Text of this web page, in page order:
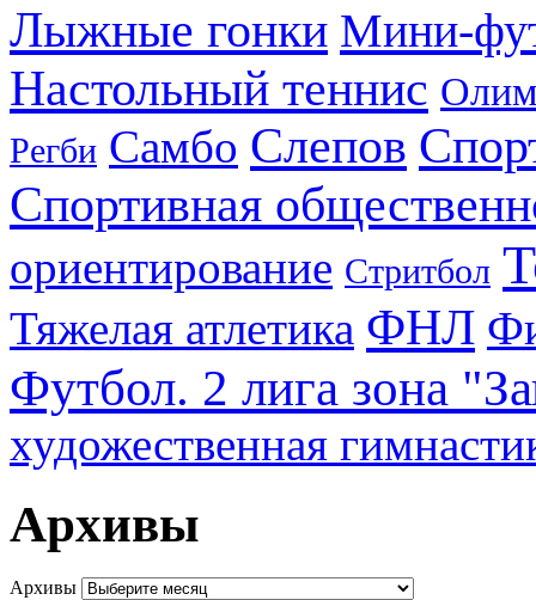
Лыжные гонки Мини-
Настольный теннис
Регби Самбо Слепов
Спортивная
ориентирование Стритбол
Тяжелая атлетика ФНЛ
Футбол. 2 лига зона
художественная
Архивы
Архивы